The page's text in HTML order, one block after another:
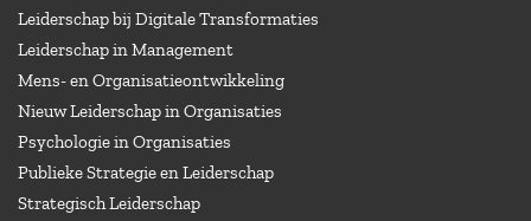
Leiderschap bij Digitale Transformaties
Leiderschap in Management
Mens- en Organisatieontwikkeling
Nieuw Leiderschap in Organisaties
Psychologie in Organisaties
Publieke Strategie en Leiderschap
Strategisch Leiderschap